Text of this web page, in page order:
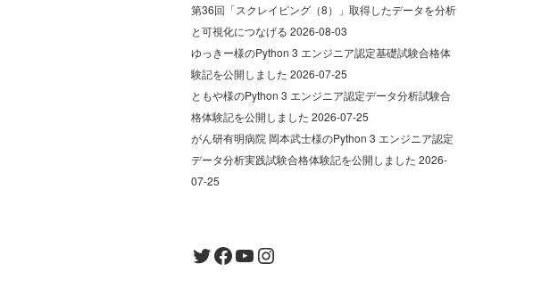
第36回「スクレイピング（8）」取得したデータを分析
と可視化につなげる 2026-08-03
ゆっきー様のPython 3 エンジニア認定基礎試験合格体
験記を公開しました 2026-07-25
ともや様のPython 3 エンジニア認定データ分析試験合
格体験記を公開しました 2026-07-25
がん研有明病院 岡本武士様のPython 3 エンジニア認定
データ分析実践試験合格体験記を公開しました 2026-
07-25
Twitter
Facebook
YouTube
Instagram